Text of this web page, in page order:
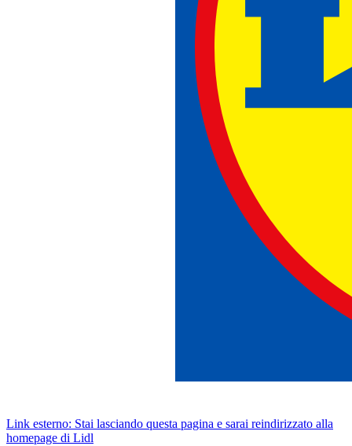
Link esterno: Stai lasciando questa pagina e sarai reindirizzato alla
homepage di Lidl